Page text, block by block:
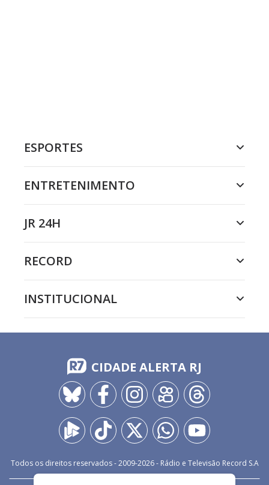
ESPORTES
ENTRETENIMENTO
JR 24H
RECORD
INSTITUCIONAL
CIDADE ALERTA RJ
Todos os direitos reservados - 2009-2026- Rádio e Televisão Record S.A